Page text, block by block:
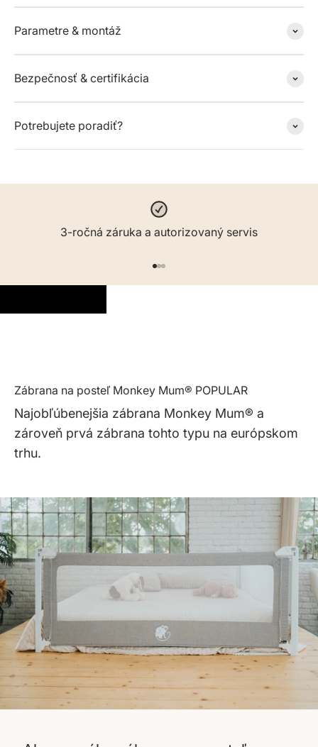
Parametre & montáž
Bezpečnosť & certifikácia
Potrebujete poradiť?
3-ročná záruka a autorizovaný servis
Zábrana na posteľ Monkey Mum® POPULAR
Najobľúbenejšia zábrana Monkey Mum® a
zároveň prvá zábrana tohto typu na európskom
trhu.